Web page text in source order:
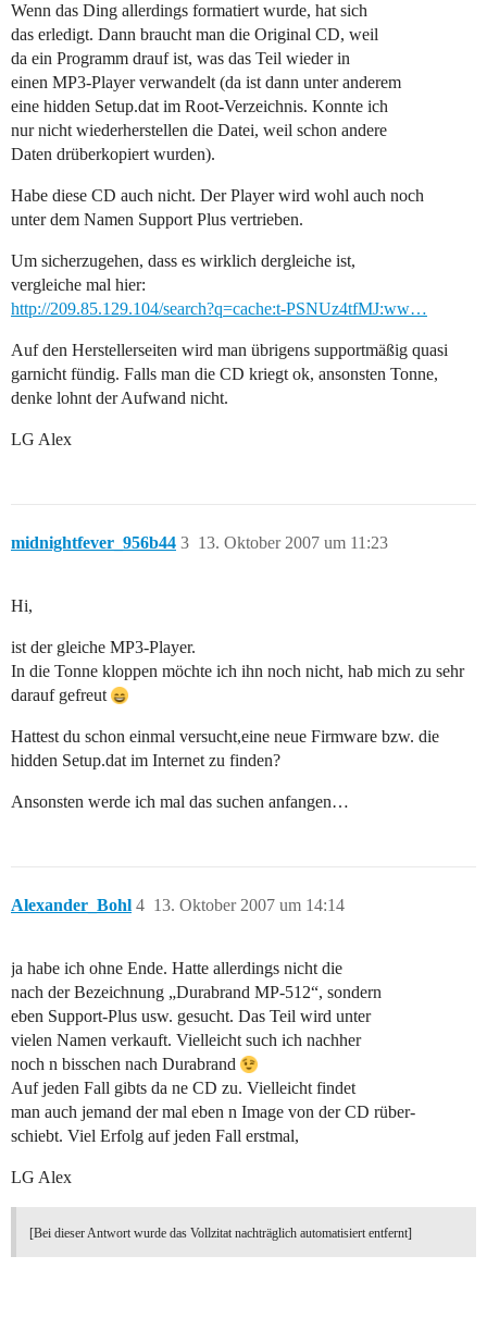
Wenn das Ding allerdings formatiert wurde, hat sich
das erledigt. Dann braucht man die Original CD, weil
da ein Programm drauf ist, was das Teil wieder in
einen MP3-Player verwandelt (da ist dann unter anderem
eine hidden Setup.dat im Root-Verzeichnis. Konnte ich
nur nicht wiederherstellen die Datei, weil schon andere
Daten drüberkopiert wurden).
Habe diese CD auch nicht. Der Player wird wohl auch noch
unter dem Namen Support Plus vertrieben.
Um sicherzugehen, dass es wirklich dergleiche ist,
vergleiche mal hier:
http://209.85.129.104/search?q=cache:t-PSNUz4tfMJ:ww…
Auf den Herstellerseiten wird man übrigens supportmäßig quasi
garnicht fündig. Falls man die CD kriegt ok, ansonsten Tonne,
denke lohnt der Aufwand nicht.
LG Alex
midnightfever_956b44 13. Oktober 2007 um 11:23
3
Hi,
ist der gleiche MP3-Player.
In die Tonne kloppen möchte ich ihn noch nicht, hab mich zu sehr
darauf gefreut
Hattest du schon einmal versucht,eine neue Firmware bzw. die
hidden Setup.dat im Internet zu finden?
Ansonsten werde ich mal das suchen anfangen…
Alexander_Bohl 13. Oktober 2007 um 14:14
4
ja habe ich ohne Ende. Hatte allerdings nicht die
nach der Bezeichnung „Durabrand MP-512“, sondern
eben Support-Plus usw. gesucht. Das Teil wird unter
vielen Namen verkauft. Vielleicht such ich nachher
noch n bisschen nach Durabrand
Auf jeden Fall gibts da ne CD zu. Vielleicht findet
man auch jemand der mal eben n Image von der CD rüber-
schiebt. Viel Erfolg auf jeden Fall erstmal,
LG Alex
[Bei dieser Antwort wurde das Vollzitat nachträglich automatisiert entfernt]